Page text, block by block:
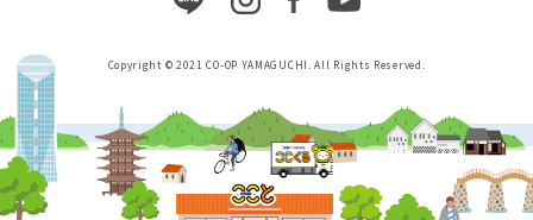
Copyright © 2021 CO-OP YAMAGUCHI. All Rights Reserved.